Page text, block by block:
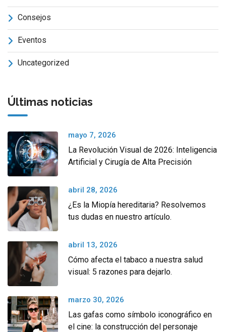
Consejos
Eventos
Uncategorized
Últimas noticias
mayo 7, 2026
La Revolución Visual de 2026: Inteligencia
Artificial y Cirugía de Alta Precisión
abril 28, 2026
¿Es la Miopía hereditaria? Resolvemos
tus dudas en nuestro artículo.
abril 13, 2026
Cómo afecta el tabaco a nuestra salud
visual: 5 razones para dejarlo.
marzo 30, 2026
Las gafas como símbolo iconográfico en
el cine: la construcción del personaje